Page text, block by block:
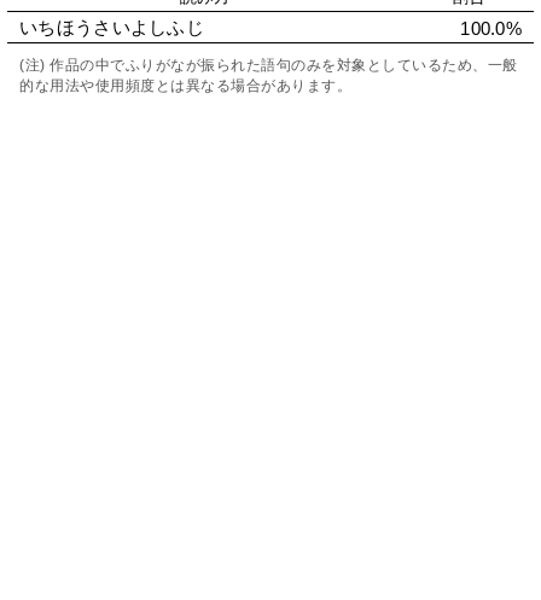
いちほうさいよしふじ 100.0%
(注) 作品の中でふりがなが振られた語句のみを対象としているため、一般
的な用法や使用頻度とは異なる場合があります。